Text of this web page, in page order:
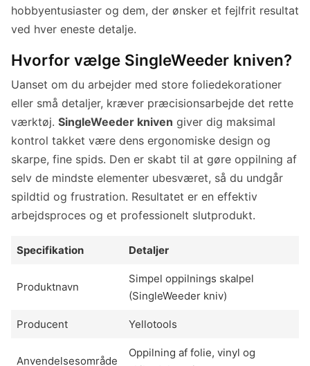
hobbyentusiaster og dem, der ønsker et fejlfrit resultat
ved hver eneste detalje.
Hvorfor vælge SingleWeeder kniven?
Uanset om du arbejder med store foliedekorationer
eller små detaljer, kræver præcisionsarbejde det rette
værktøj. SingleWeeder kniven giver dig maksimal
kontrol takket være dens ergonomiske design og
skarpe, fine spids. Den er skabt til at gøre oppilning af
selv de mindste elementer ubesværet, så du undgår
spildtid og frustration. Resultatet er en effektiv
arbejdsproces og et professionelt slutprodukt.
Specifikation Detaljer
Produktnavn
Simpel oppilnings skalpel
(SingleWeeder kniv)
Producent Yellotools
Anvendelsesområde
Oppilning af folie, vinyl og